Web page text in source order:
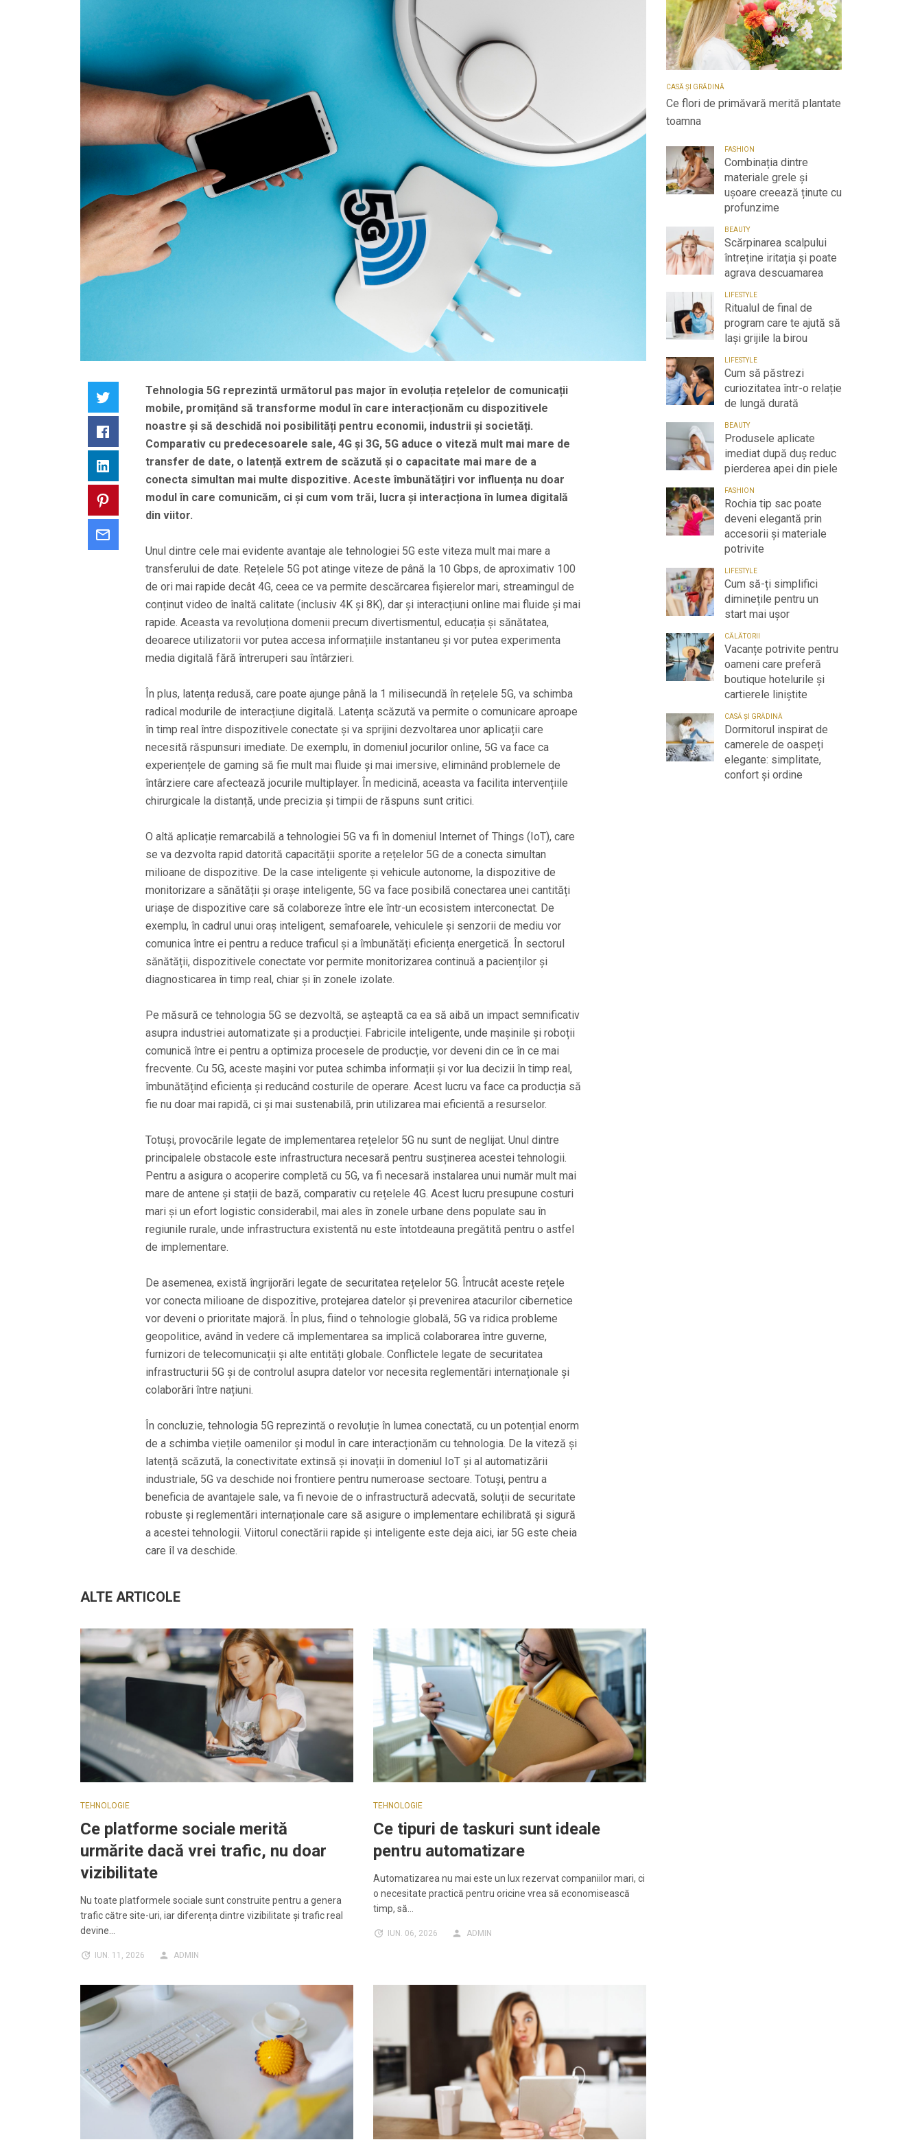
Facebook
LinkedIn
Pinterest
Tehnologia 5G reprezintă următorul pas major în evoluția rețelelor de comunicații
mobile, promițând să transforme modul în care interacționăm cu dispozitivele
noastre și să deschidă noi posibilități pentru economii, industrii și societăți.
Comparativ cu predecesoarele sale, 4G și 3G, 5G aduce o viteză mult mai mare de
transfer de date, o latență extrem de scăzută și o capacitate mai mare de a
conecta simultan mai multe dispozitive. Aceste îmbunătățiri vor influența nu doar
modul în care comunicăm, ci și cum vom trăi, lucra și interacționa în lumea digitală
din viitor.
Unul dintre cele mai evidente avantaje ale tehnologiei 5G este viteza mult mai mare a
transferului de date. Rețelele 5G pot atinge viteze de până la 10 Gbps, de aproximativ 100
de ori mai rapide decât 4G, ceea ce va permite descărcarea fișierelor mari, streamingul de
conținut video de înaltă calitate (inclusiv 4K și 8K), dar și interacțiuni online mai fluide și mai
rapide. Aceasta va revoluționa domenii precum divertismentul, educația și sănătatea,
deoarece utilizatorii vor putea accesa informațiile instantaneu și vor putea experimenta
media digitală fără întreruperi sau întârzieri.
În plus, latența redusă, care poate ajunge până la 1 milisecundă în rețelele 5G, va schimba
radical modurile de interacțiune digitală. Latența scăzută va permite o comunicare aproape
în timp real între dispozitivele conectate și va sprijini dezvoltarea unor aplicații care
necesită răspunsuri imediate. De exemplu, în domeniul jocurilor online, 5G va face ca
experiențele de gaming să fie mult mai fluide și mai imersive, eliminând problemele de
întârziere care afectează jocurile multiplayer. În medicină, aceasta va facilita intervențiile
chirurgicale la distanță, unde precizia și timpii de răspuns sunt critici.
O altă aplicație remarcabilă a tehnologiei 5G va fi în domeniul Internet of Things (IoT), care
se va dezvolta rapid datorită capacității sporite a rețelelor 5G de a conecta simultan
milioane de dispozitive. De la case inteligente și vehicule autonome, la dispozitive de
monitorizare a sănătății și orașe inteligente, 5G va face posibilă conectarea unei cantități
uriașe de dispozitive care să colaboreze între ele într-un ecosistem interconectat. De
exemplu, în cadrul unui oraș inteligent, semafoarele, vehiculele și senzorii de mediu vor
comunica între ei pentru a reduce traficul și a îmbunătăți eficiența energetică. În sectorul
sănătății, dispozitivele conectate vor permite monitorizarea continuă a pacienților și
diagnosticarea în timp real, chiar și în zonele izolate.
Pe măsură ce tehnologia 5G se dezvoltă, se așteaptă ca ea să aibă un impact semnificativ
asupra industriei automatizate și a producției. Fabricile inteligente, unde mașinile și roboții
comunică între ei pentru a optimiza procesele de producție, vor deveni din ce în ce mai
frecvente. Cu 5G, aceste mașini vor putea schimba informații și vor lua decizii în timp real,
îmbunătățind eficiența și reducând costurile de operare. Acest lucru va face ca producția să
fie nu doar mai rapidă, ci și mai sustenabilă, prin utilizarea mai eficientă a resurselor.
Totuși, provocările legate de implementarea rețelelor 5G nu sunt de neglijat. Unul dintre
principalele obstacole este infrastructura necesară pentru susținerea acestei tehnologii.
Pentru a asigura o acoperire completă cu 5G, va fi necesară instalarea unui număr mult mai
mare de antene și stații de bază, comparativ cu rețelele 4G. Acest lucru presupune costuri
mari și un efort logistic considerabil, mai ales în zonele urbane dens populate sau în
regiunile rurale, unde infrastructura existentă nu este întotdeauna pregătită pentru o astfel
de implementare.
De asemenea, există îngrijorări legate de securitatea rețelelor 5G. Întrucât aceste rețele
vor conecta milioane de dispozitive, protejarea datelor și prevenirea atacurilor cibernetice
vor deveni o prioritate majoră. În plus, fiind o tehnologie globală, 5G va ridica probleme
geopolitice, având în vedere că implementarea sa implică colaborarea între guverne,
furnizori de telecomunicații și alte entități globale. Conflictele legate de securitatea
infrastructurii 5G și de controlul asupra datelor vor necesita reglementări internaționale și
colaborări între națiuni.
În concluzie, tehnologia 5G reprezintă o revoluție în lumea conectată, cu un potențial enorm
de a schimba viețile oamenilor și modul în care interacționăm cu tehnologia. De la viteză și
latență scăzută, la conectivitate extinsă și inovații în domeniul IoT și al automatizării
industriale, 5G va deschide noi frontiere pentru numeroase sectoare. Totuși, pentru a
beneficia de avantajele sale, va fi nevoie de o infrastructură adecvată, soluții de securitate
robuste și reglementări internaționale care să asigure o implementare echilibrată și sigură
a acestei tehnologii. Viitorul conectării rapide și inteligente este deja aici, iar 5G este cheia
care îl va deschide.
ALTE ARTICOLE
TEHNOLOGIE
Ce platforme sociale merită
urmărite dacă vrei trafic, nu doar
vizibilitate
Nu toate platformele sociale sunt construite pentru a genera
trafic către site-uri, iar diferența dintre vizibilitate și trafic real
devine…
IUN. 11, 2026 ADMIN
TEHNOLOGIE
Ce tipuri de taskuri sunt ideale
pentru automatizare
Automatizarea nu mai este un lux rezervat companiilor mari, ci
o necesitate practică pentru oricine vrea să economisească
timp, să…
IUN. 06, 2026 ADMIN
CASĂ ȘI GRĂDINĂ
Ce flori de primăvară merită plantate
toamna
FASHION
Combinația dintre
materiale grele și
ușoare creează ținute cu
profunzime
BEAUTY
Scărpinarea scalpului
întreține iritația și poate
agrava descuamarea
LIFESTYLE
Ritualul de final de
program care te ajută să
lași grijile la birou
LIFESTYLE
Cum să păstrezi
curiozitatea într-o relație
de lungă durată
BEAUTY
Produsele aplicate
imediat după duș reduc
pierderea apei din piele
FASHION
Rochia tip sac poate
deveni elegantă prin
accesorii și materiale
potrivite
LIFESTYLE
Cum să-ți simplifici
diminețile pentru un
start mai ușor
CĂLĂTORII
Vacanțe potrivite pentru
oameni care preferă
boutique hotelurile și
cartierele liniștite
CASĂ ȘI GRĂDINĂ
Dormitorul inspirat de
camerele de oaspeți
elegante: simplitate,
confort și ordine